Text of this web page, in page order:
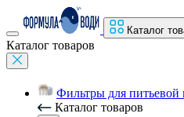
Каталог
Каталог товаров
Фильтры для питьевой
Каталог товаров